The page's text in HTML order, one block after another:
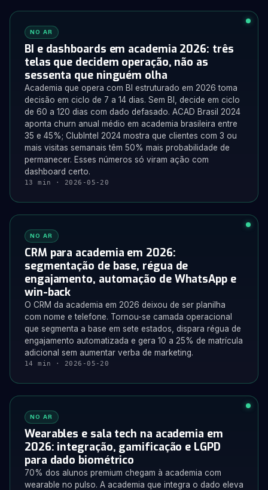
NO AR
BI e dashboards em academia 2026: três
telas que decidem operação, não as
sessenta que ninguém olha
Academia que opera com BI estruturado em 2026 toma
decisão em ciclo de 7 a 14 dias. Sem BI, decide em ciclo
de 60 a 120 dias com dado defasado. ACAD Brasil 2024
aponta churn anual médio em academia brasileira entre
35 e 45%; ClubIntel 2024 mostra que clientes com 3 ou
mais visitas semanais têm 50% mais probabilidade de
permanecer. Esses números só viram ação com
dashboard certo.
13 min · 2026-05-20
NO AR
CRM para academia em 2026:
segmentação de base, régua de
engajamento, automação de WhatsApp e
win-back
O CRM da academia em 2026 deixou de ser planilha
com nome e telefone. Tornou-se camada operacional
que segmenta a base em sete estados, dispara régua de
engajamento automatizada e gera 10 a 25% de matrícula
adicional sem aumentar verba de marketing.
14 min · 2026-05-20
NO AR
Wearables e sala tech na academia em
2026: integração, gamificação e LGPD
para dado biométrico
70% dos alunos premium chegam à academia com
wearable no pulso. A academia que integra o dado eleva